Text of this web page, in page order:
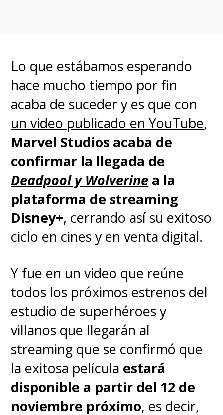
detalles respecto a lo
presentado en las imágenes de
aquella filtración, que ha
provocado quetanto Sony
como#SpiderManNoWayHome
transfomaran en tendencia
durante las últimas horas de
este domingo. Si quieren evitar
cualquier conocer cualquier
detalle, lo mejor es mantenerse
sociales por ahora.
La filtración llega cuando
esperaban novedades de la
nueva película durante la
CinemaCon que comienza
este lunes 23 de agosto,
jornada en la queSony
Lo que estábamos esperando
hace mucho tiempo por fin
acaba de suceder y es que con
un video publicado en YouTube,
Marvel Studios acaba de
confirmar la llegada de
Deadpool y Wolverine a la
plataforma de streaming
Disney+, cerrando así su exitoso
ciclo en cines y en venta digital.
Y fue en un video que reúne
todos los próximos estrenos del
estudio de superhéroes y
villanos que llegarán al
streaming que se confirmó que
la exitosa película estará
disponible a partir del 12 de
noviembre próximo, es decir,